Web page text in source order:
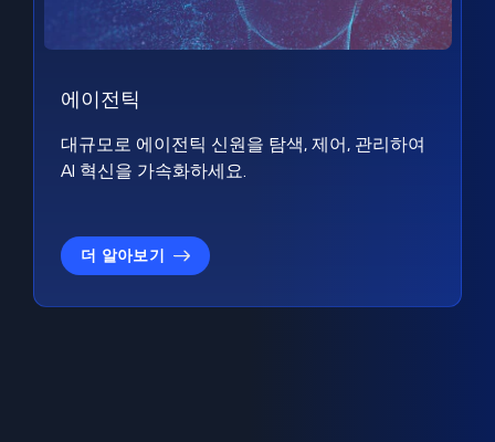
에이전틱
대규모로 에이전틱 신원을 탐색, 제어, 관리하여
AI 혁신을 가속화하세요.
더 알아보기